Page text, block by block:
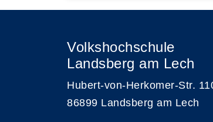
Volkshochschule
Landsberg am Lech
Hubert-von-Herkomer-Str.
86899 Landsberg am Lech